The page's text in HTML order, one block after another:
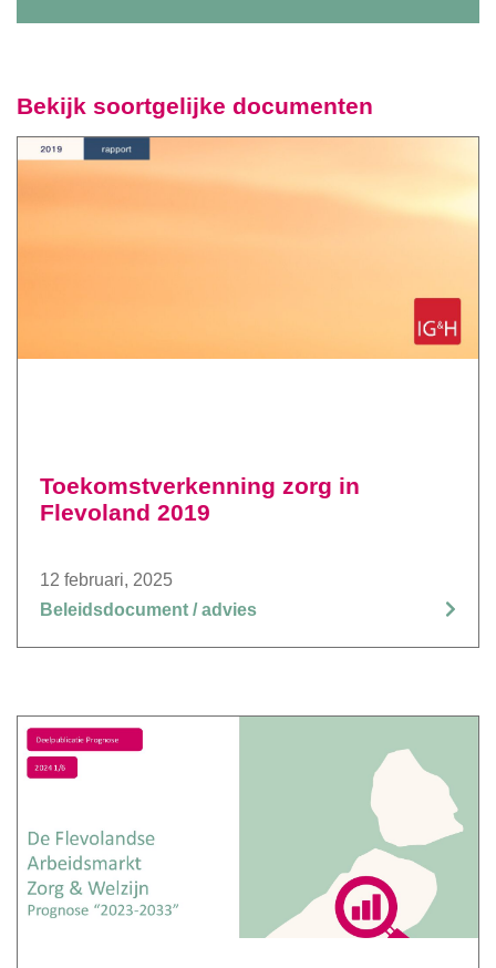
Bekijk soortgelijke documenten
Toekomstverkenning zorg in
Flevoland 2019
12 februari, 2025
Beleidsdocument / advies